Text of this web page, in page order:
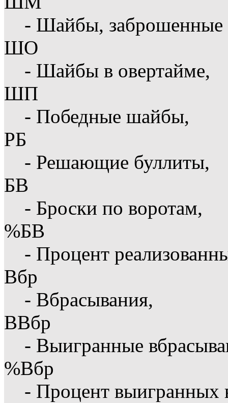
- Шайбы, заброшенные
ШО
- Шайбы в овертайме,
ШП
- Победные шайбы,
РБ
- Решающие буллиты,
БВ
- Броски по воротам,
%БВ
- Процент
Вбр
- Вбрасывания,
ВВбр
- Выигранные
%Вбр
- Процент выигранных